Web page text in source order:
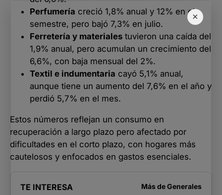
×
Perfumería creció 1,8% anual y 12% en el
semestre, pero bajó 7,3% en julio.
Ferretería y materiales tuvieron una caída del
1,9% anual, pero acumulan un crecimiento del
6,6%, con baja mensual del 2%.
Textil e indumentaria cayó 5,1% anual,
aunque tiene un aumento del 7,6% en el año y
perdió 5,7% en el mes.
Estos números reflejan un consumo en
recuperación a largo plazo pero afectado por
dificultades en el corto plazo, con hogares más
cautelosos y enfocados en gastos esenciales.
TE INTERESA Más deGenerales